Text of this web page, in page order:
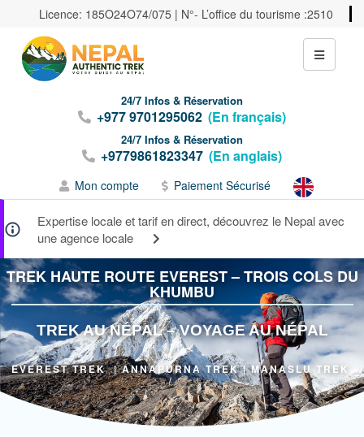
Licence: 185O24O74/075 | N°- L’office du tourisme :2510
24/7 Infos & Réservation
+977 9701295062 (En français)
24/7 Infos & Réservation
+9779861823347 (En anglais)
Mon compte Paiement Sécurisé
Expertise locale et tarif en direct, découvrez le Nepal avec
une agence locale
TREK HAUTE ROUTE EVEREST – TROIS COLS DU
KHUMBU
TREKAU NÉPAL – VOYAGE AU NÉPAL
EVEREST TREK|ANNAPURNA TREK|MANASLU TREK